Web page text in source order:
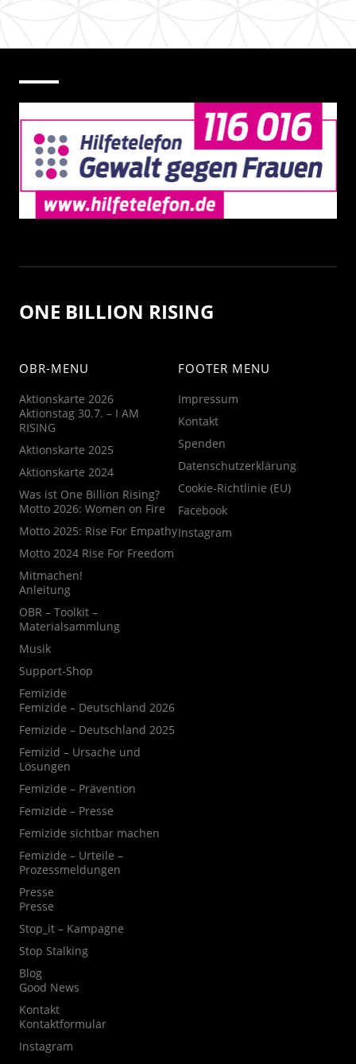
ONE BILLION RISING
OBR-MENU
Aktionskarte 2026
Aktionstag 30.7. – I AM
RISING
Aktionskarte 2025
Aktionskarte 2024
Was ist One Billion Rising?
Motto 2026: Women on Fire
Motto 2025: Rise For Empathy
Motto 2024 Rise For Freedom
Mitmachen!
Anleitung
OBR – Toolkit –
Materialsammlung
Musik
Support-Shop
Femizide
Femizide – Deutschland 2026
Femizide – Deutschland 2025
Femizid – Ursache und
Lösungen
Femizide – Prävention
Femizide – Presse
Femizide sichtbar machen
Femizide – Urteile –
Prozessmeldungen
Presse
Presse
Stop_it – Kampagne
Stop Stalking
Blog
Good News
Kontakt
Kontaktformular
Instagram
FOOTER MENU
Impressum
Kontakt
Spenden
Datenschutzerklärung
Cookie-Richtlinie (EU)
Facebook
Instagram